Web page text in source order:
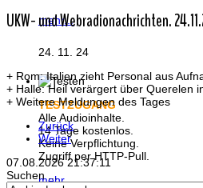
mehr...
TESTZUGANG
Alle Audioinhalte.
14 Tage kostenlos.
Keine Verpflichtung.
Zugriff per HTTP-Pull.
mehr...
UKW- und Webradionachrichten.
24. 11. 24
+ Rom: Italien zieht Personal aus
+ Halle: Heil verärgert über Querelen
+ Weitere Meldungen des Tages
Zurück
Weiter
07.08.202621:37:11
Suchen ...